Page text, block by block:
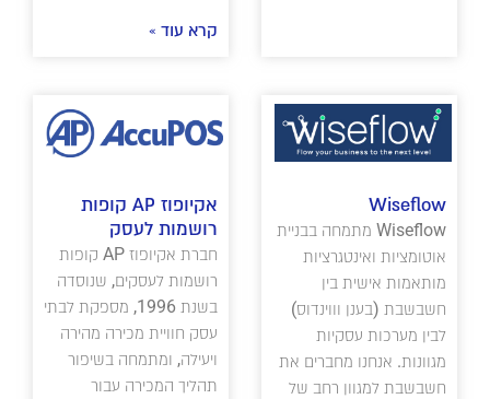
קרא עוד »
Wiseflow
Wiseflow מתמחה בבניית
אוטומציות ואינטגרציות
מותאמות אישית בין
חשבשבת (בענן וווינדוס)
לבין מערכות עסקיות
מגוונות. אנחנו מחברים את
חשבשבת למגוון רחב של
אקיופוז AP קופות
רושמות לעסק
חברת אקיופוז AP קופות
רושמות לעסקים, שנוסדה
בשנת 1996, מספקת לבתי
עסק חוויית מכירה מהירה
ויעילה, ומתמחה בשיפור
תהליך המכירה עבור